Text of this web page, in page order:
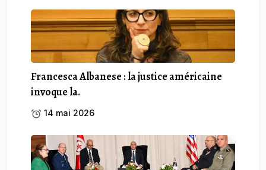
Francesca Albanese : la justice américaine
invoque la.
14 mai 2026